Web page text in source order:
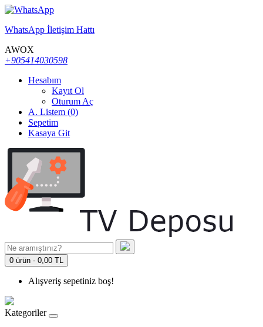
WhatsApp İletişim Hattı
AWOX
+905414030598
Hesabım
Kayıt Ol
Oturum Aç
A. Listem (0)
Sepetim
Kasaya Git
0 ürün - 0,00 TL
Alışveriş sepetiniz boş!
Kategoriler